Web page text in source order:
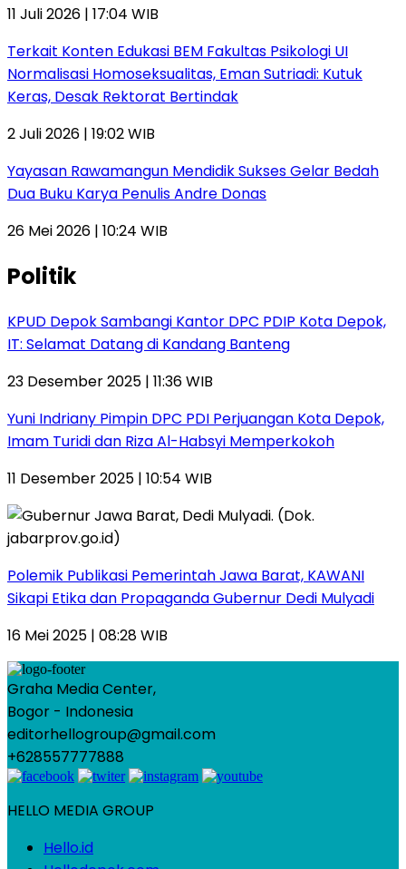
11 Juli 2026 | 17:04 WIB
Terkait Konten Edukasi BEM Fakultas Psikologi UI
Normalisasi Homoseksualitas, Eman Sutriadi: Kutuk
Keras, Desak Rektorat Bertindak
2 Juli 2026 | 19:02 WIB
Yayasan Rawamangun Mendidik Sukses Gelar Bedah
Dua Buku Karya Penulis Andre Donas
26 Mei 2026 | 10:24 WIB
Politik
KPUD Depok Sambangi Kantor DPC PDIP Kota Depok,
IT: Selamat Datang di Kandang Banteng
23 Desember 2025 | 11:36 WIB
Yuni Indriany Pimpin DPC PDI Perjuangan Kota Depok,
Imam Turidi dan Riza Al-Habsyi Memperkokoh
11 Desember 2025 | 10:54 WIB
Polemik Publikasi Pemerintah Jawa Barat, KAWANI
Sikapi Etika dan Propaganda Gubernur Dedi Mulyadi
16 Mei 2025 | 08:28 WIB
Graha Media Center,
Bogor - Indonesia
editorhellogroup@gmail.com
+628557777888
HELLO MEDIA GROUP
Hello.id